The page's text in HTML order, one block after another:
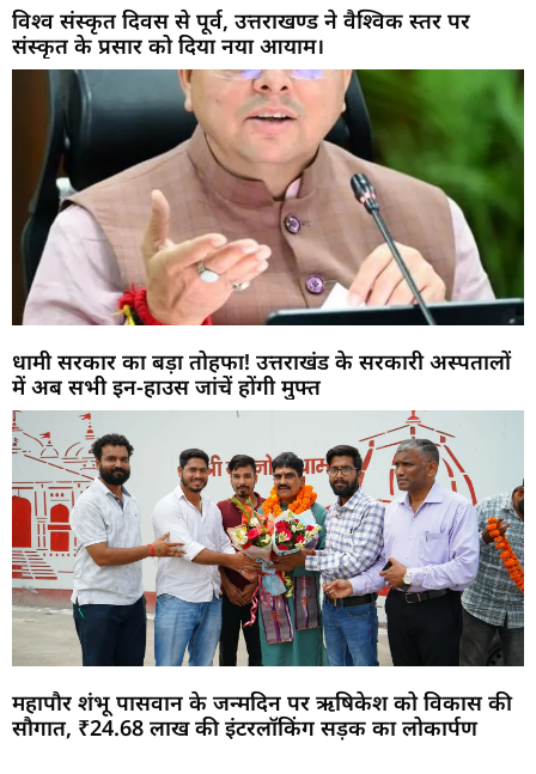
विश्व संस्कृत दिवस से पूर्व, उत्तराखण्ड ने वैश्विक स्तर पर
संस्कृत के प्रसार को दिया नया आयाम।
धामी सरकार का बड़ा तोहफा! उत्तराखंड के सरकारी अस्पतालों
में अब सभी इन-हाउस जांचें होंगी मुफ्त
महापौर शंभू पासवान के जन्मदिन पर ऋषिकेश को विकास की
सौगात, ₹24.68 लाख की इंटरलॉकिंग सड़क का लोकार्पण